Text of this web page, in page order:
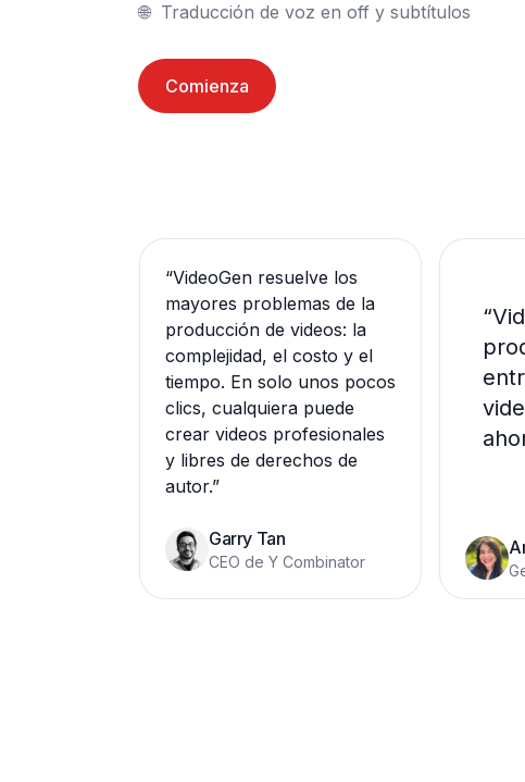
🌐	Traducción de voz en off y subtítulos
Comienza
“
“VideoGen resuelve los
mayores problemas de la
producción de videos: la
complejidad, el costo y el
tiempo. En solo unos pocos
clics, cualquiera puede
crear videos profesionales
y libres de derechos de
autor.”
Garry Tan
CEO de Y Combinator